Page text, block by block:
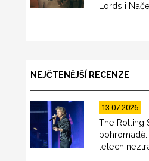
Lords i
NEJČTENĚJŠÍ RECENZE
13.07.2026
The Rolling
letech